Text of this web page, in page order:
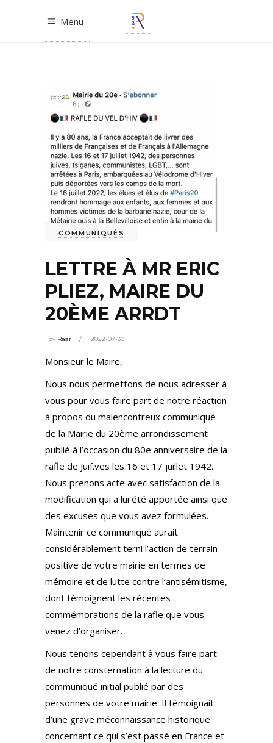
Menu
COMMUNIQUÉS
LETTRE À MR ERIC
PLIEZ, MAIRE DU
20ÈME ARRDT
by Raar 2022-07-30
Monsieur le Maire,
Nous nous permettons de nous adresser à
vous pour vous faire part de notre réaction
à propos du malencontreux communiqué
de la Mairie du 20ème arrondissement
publié à l’occasion du 80e anniversaire de la
rafle de Juif.ves les 16 et 17 juillet 1942.
Nous prenons acte avec satisfaction de la
modification qui a lui été apportée ainsi que
des excuses que vous avez formulées.
Maintenir ce communiqué aurait
considérablement terni l’action de terrain
positive de votre mairie en termes de
mémoire et de lutte contre l’antisémitisme,
dont témoignent les récentes
commémorations de la rafle que vous
venez d’organiser.
Nous tenons cependant à vous faire part
de notre consternation à la lecture du
communiqué initial publié par des
personnes de votre mairie. Il témoignait
d’une grave méconnaissance historique
concernant ce qui s’est passé en France et